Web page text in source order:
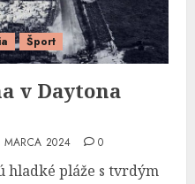
Šport
v Daytona
MARCA 2024 0
hladké pláže s tvrdým